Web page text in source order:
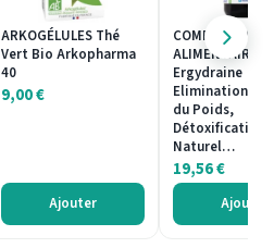
ARKOGÉLULES Thé
Vert Bio Arkopharma
40
9,00€
Ajouter
COMPLÉMENT
ALIMENTAIRE
Ergydraine
Elimination
du Poids,
Détoxification
Naturel…
19,56€
Ajouter